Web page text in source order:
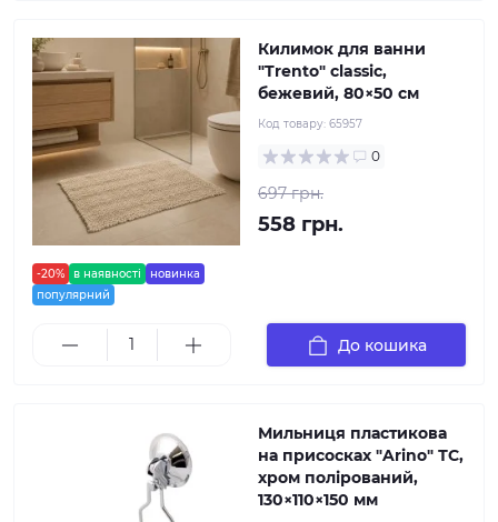
-20% в наявності
новинка
популярний
Килимок для ванни
"Trento" classic,
бежевий, 80×50 см
Код товару: 65957
0
697 грн.
558 грн.
До кошика
Мильниця пластикова
на присосках "Arino" ТС,
хром полірований,
130×110×150 мм